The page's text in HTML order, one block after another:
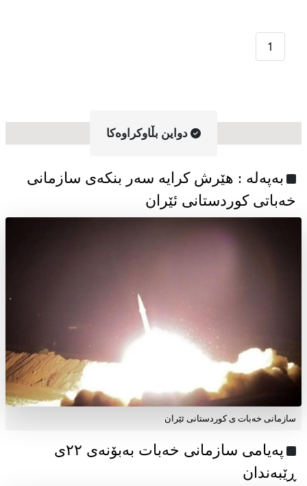
1
دواین بڵاوکراوه‌کا
به‌په‌له‌ : هێرش کرایە سەر بنکەی سازمانی
خەباتی کوردستانی ئێران
سازمانی خەبات ی کوردستانی ئێران
پەیامی سازمانی خەبات بەبۆنەی ۲۲ی
ڕێبەندان